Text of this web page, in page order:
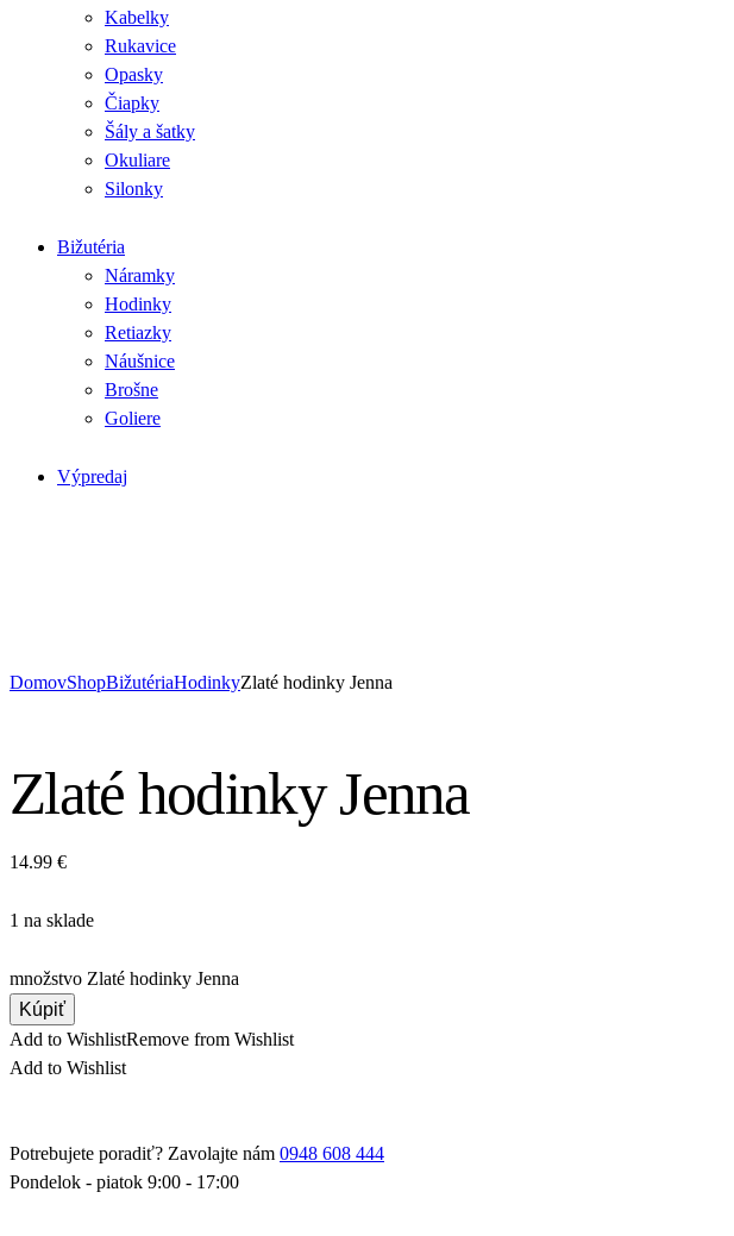
Kabelky
Rukavice
Opasky
Čiapky
Šály a šatky
Okuliare
Silonky
Bižutéria
Náramky
Hodinky
Retiazky
Náušnice
Brošne
Goliere
Výpredaj
DomovShopBižutériaHodinkyZlaté hodinky Jenna
Zlaté hodinky Jenna
14.99 €
1 na sklade
množstvo Zlaté hodinky Jenna
Kúpiť
Add to WishlistRemove from Wishlist
Add to Wishlist
Potrebujete poradiť? Zavolajte nám 0948 608 444
Pondelok - piatok 9:00 - 17:00